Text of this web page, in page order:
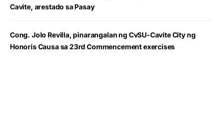
Cavite, arestado sa Pasay
Cong. Jolo Revilla, pinarangalan ng CvSU-Cavite City ng
Honoris Causa sa 23rd Commencement exercises